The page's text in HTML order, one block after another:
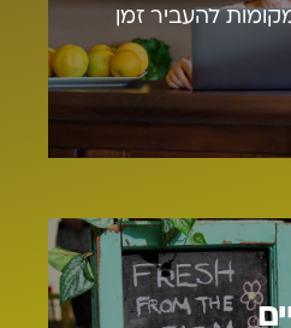
להעביר זמן